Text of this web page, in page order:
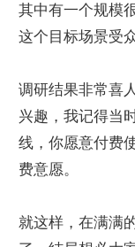
其中有一个规模
这个目标场景受
调研结果非常喜
兴趣，我记得当
线，你愿意付费
费意愿。
就这样，在满满